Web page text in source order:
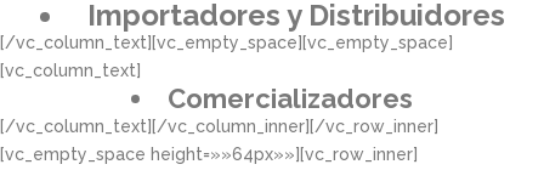
Importadores y Distribuidores
[/vc_column_text][vc_empty_space][vc_empty_space]
[vc_column_text]
Comercializadores
[/vc_column_text][/vc_column_inner][/vc_row_inner]
[vc_empty_space height=»»64px»»][vc_row_inner]